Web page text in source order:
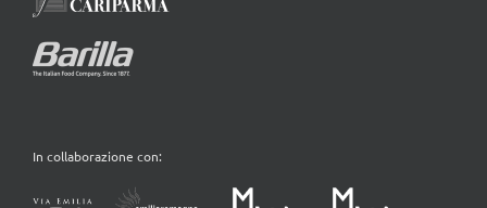
In collaborazione con: